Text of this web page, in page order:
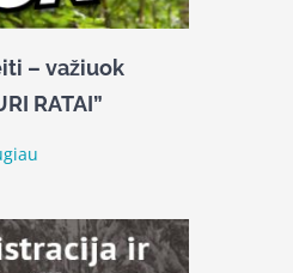
– važiuok
RATAI”